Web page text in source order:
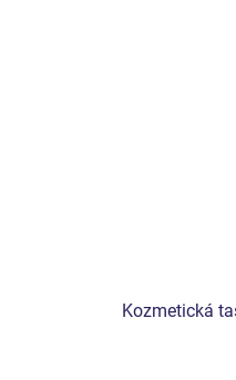
Kozmetická